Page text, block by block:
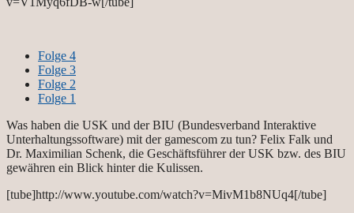
Folge 4
Folge 3
Folge 2
Folge 1
Was haben die USK und der BIU (Bundesverband Interaktive
Unterhaltungssoftware) mit der gamescom zu tun? Felix Falk und
Dr. Maximilian Schenk, die Geschäftsführer der USK bzw. des BIU
gewähren ein Blick hinter die Kulissen.
[tube]http://www.youtube.com/watch?v=MivM1b8NUq4[/tube]